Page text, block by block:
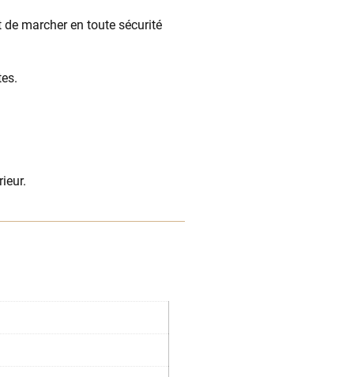
marcher en toute sécurité